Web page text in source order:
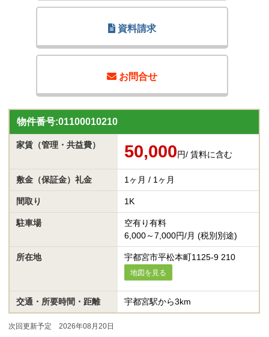
資料請求
お問合せ
物件番号:01100010210
家賃 （管理・共益費） 50,000円/ 賃料に含む
敷金（保証金）礼金 1ヶ月 / 1ヶ月
間取り 1K
駐車場
空有り有料
6,000～7,000円/月 (税別別途)
所在地 宇都宮市平松本町1125-9 210
地図を見る
交通・所要時間・距離 宇都宮駅から3km
次回更新予定 2026年08月20日